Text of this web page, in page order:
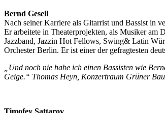
Bernd Gesell
Nach seiner Karriere als Gitarrist und Bassist in
Er arbeitete in Theaterprojekten, als Musiker am
Jazzband, Jazzin Hot Fellows, Swing& Latin
Orchester Berlin. Er ist einer der gefragtesten
„Und noch nie habe ich einen Bassisten wie
Geige.“ Thomas Heyn, Konzertraum Grüner
Timofey Sattarov